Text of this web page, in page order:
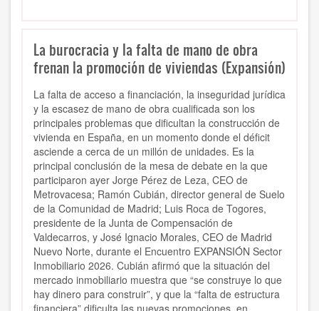
La burocracia y la falta de mano de obra
frenan la promoción de viviendas (Expansión)
La falta de acceso a financiación, la inseguridad jurídica
y la escasez de mano de obra cualificada son los
principales problemas que dificultan la construcción de
vivienda en España, en un momento donde el déficit
asciende a cerca de un millón de unidades. Es la
principal conclusión de la mesa de debate en la que
participaron ayer Jorge Pérez de Leza, CEO de
Metrovacesa; Ramón Cubián, director general de Suelo
de la Comunidad de Madrid; Luis Roca de Togores,
presidente de la Junta de Compensación de
Valdecarros, y José Ignacio Morales, CEO de Madrid
Nuevo Norte, durante el Encuentro EXPANSIÓN Sector
Inmobiliario 2026. Cubián afirmó que la situación del
mercado inmobiliario muestra que “se construye lo que
hay dinero para construir”, y que la “falta de estructura